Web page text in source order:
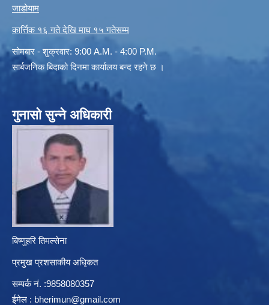
जाडोयाम
कार्त्तिक १६ गते देखि माघ १५ गतेसम्म
सोमबार - शुक्रवार: 9:00 A.M. - 4:00 P.M.
सार्बजनिक बिदाको दिनमा कार्यालय बन्द रहने छ ।
गुनासो सुन्ने अधिकारी
बिष्णुहरि तिमल्सेना
प्रमुख प्रशसाकीय अधिृकत
सम्पर्क न‌ं. :9858080357
ईमेल : bherimun@gmail.com